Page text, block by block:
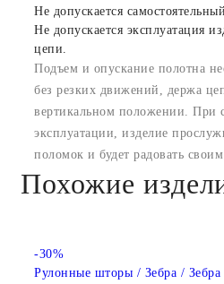
Не допускается
Не допускается эксплуатация
цепи.
Подъем и опускание полотна
без резких движений, держа
вертикальном положении. При
эксплуатации, изделие
поломок и будет радовать
Похожие
-30%
Рулонные шторы / Зебра /